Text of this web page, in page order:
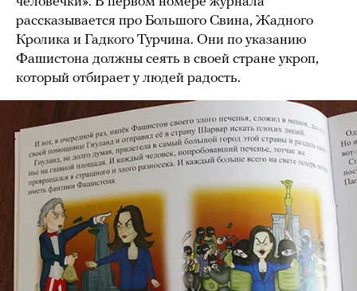
рассказывается про Большого Свина, Жадного
Кролика и Гадкого Турчина. Они по указанию
Фашистона должны сеять в своей стране укроп,
который отбирает у людей радость.